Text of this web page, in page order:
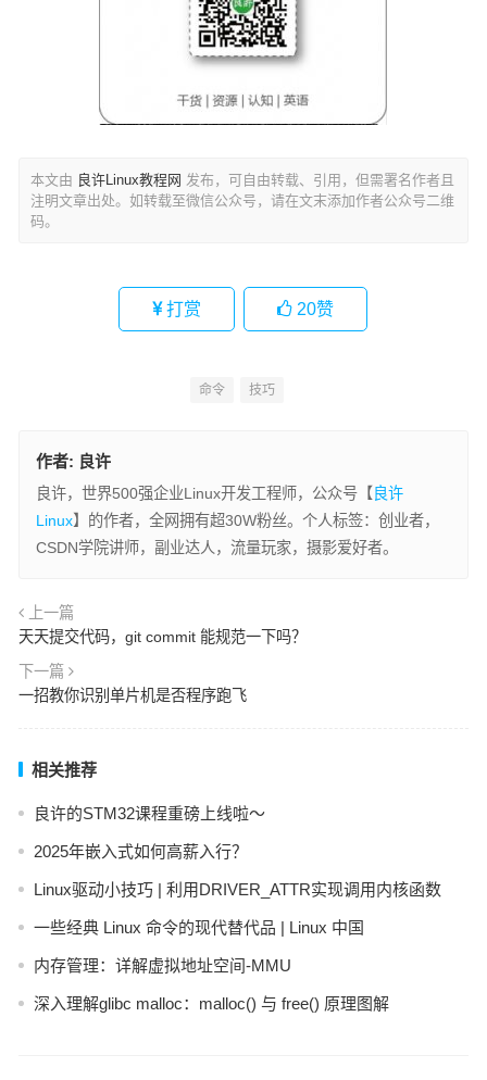
本文由 良许Linux教程网 发布，可自由转载、引用，但需署名作者且
注明文章出处。如转载至微信公众号，请在文末添加作者公众号二维
码。
打赏 20赞
命令 技巧
作者: 良许
良许，世界500强企业Linux开发工程师，公众号【 良许
Linux】的作者，全网拥有超30W粉丝。个人标签：创业者，
CSDN学院讲师，副业达人，流量玩家，摄影爱好者。
上一篇
天天提交代码，git commit 能规范一下吗？
下一篇
一招教你识别单片机是否程序跑飞
相关推荐
良许的STM32课程重磅上线啦～
2025年嵌入式如何高薪入行？
Linux驱动小技巧 | 利用DRIVER_ATTR实现调用内核函数
一些经典 Linux 命令的现代替代品 | Linux 中国
内存管理：详解虚拟地址空间-MMU
深入理解glibc malloc：malloc() 与 free() 原理图解